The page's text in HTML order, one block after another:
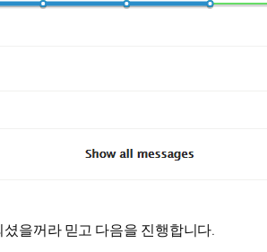
을꺼라 믿고 다음을 진행합니다.